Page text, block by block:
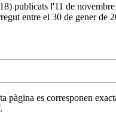
publicats l'11 de
entre el 30 de gener de
pàgina es corresponen
.